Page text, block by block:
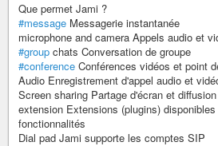
Que permet Jami ?
#message Messagerie instantanée
microphone and camera Appels audio et
#group chats Conversation de groupe
#conference Conférences vidéos et point
Audio Enregistrement d'appel audio et
Screen sharing Partage d'écran et
extension Extensions (plugins)
fonctionnalités
Dial pad Jami supporte les comptes SIP